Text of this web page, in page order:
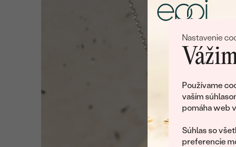
Nastavenie
Používame
vaším
pomáha web
Súhlas so
preferencie